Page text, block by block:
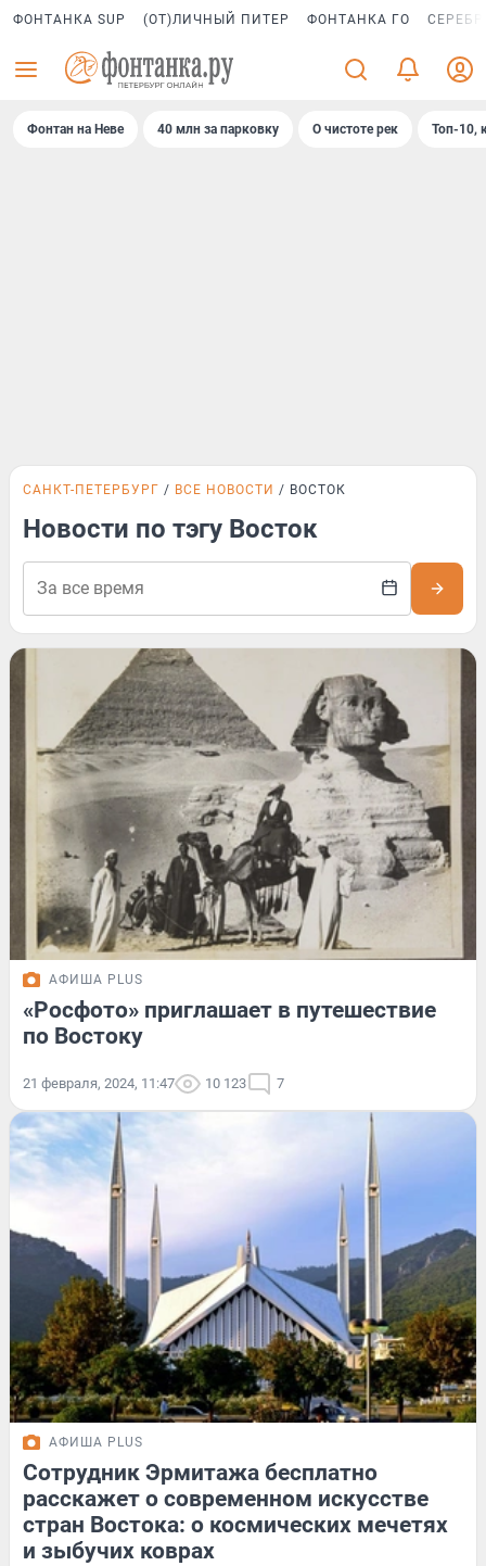
ФОНТАНКА SUP (ОТ)ЛИЧНЫЙ ПИТЕР ФОНТАНКА ГО
Фонтан на Неве 40 млн за парковку О чистоте рек Топ-10,
САНКТ-ПЕТЕРБУРГ ВСЕ НОВОСТИ ВОСТОК
Новости по тэгу Восток
АФИША PLUS
«Росфото» приглашает в путешествие
по Востоку
21 февраля, 2024, 11:47 10 123 7
АФИША PLUS
Сотрудник Эрмитажа бесплатно
расскажет о современном искусстве
стран Востока: о космических мечетях
и зыбучих коврах